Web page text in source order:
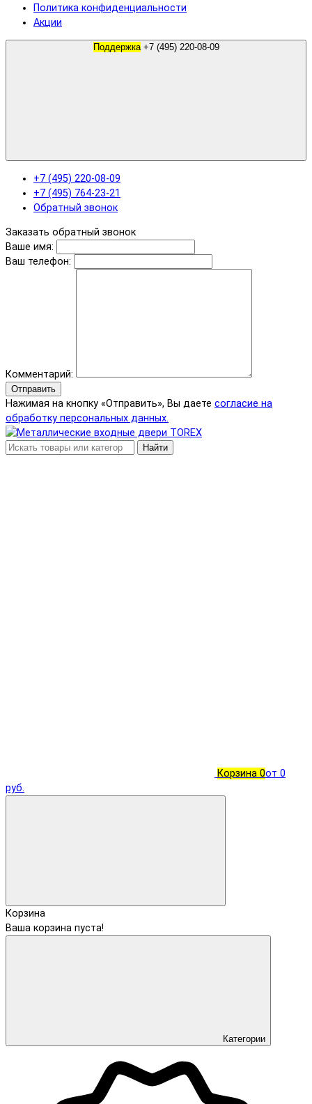
Политика конфиденциальности
Акции
Поддержка +7 (495) 220-08-09
+7 (495) 220-08-09
+7 (495) 764-23-21
Обратный звонок
Заказать обратный звонок
Ваше имя:
Ваш телефон:
Комментарий:
Отправить
Нажимая на кнопку «Отправить», Вы даете согласие на
обработку персональных данных.
Найти
Корзина 0от 0
руб.
Корзина
Ваша корзина пуста!
Категории